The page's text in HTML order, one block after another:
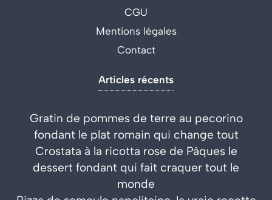
CGU
Mentions légales
Contact
Articles récents
Gratin de pommes de terre au pecorino
fondant le plat romain qui change tout
Crostata à la ricotta rose de Pâques le
dessert fondant qui fait craquer tout le
monde